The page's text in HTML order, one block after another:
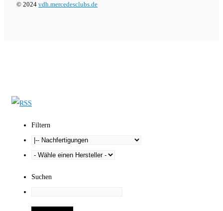
© 2024 vdh.mercedesclubs.de
Filtern
Suchen